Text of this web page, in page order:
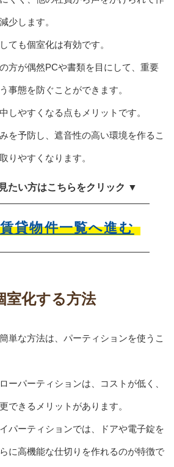
少します。
ても個室化は有効です。
方が偶然PCや書類を目にして、重要
事態を防ぐことができます。
しやすくなる点もメリットです。
を予防し、遮音性の高い環境を作るこ
りやすくなります。
たい方はこちらをクリック ▼
貸物件一覧へ進む
室化する方法
単な方法は、パーティションを使うこ
ーパーティションは、コストが低く、
できるメリットがあります。
パーティションでは、ドアや電子錠を
に高機能な仕切りを作れるのが特徴で